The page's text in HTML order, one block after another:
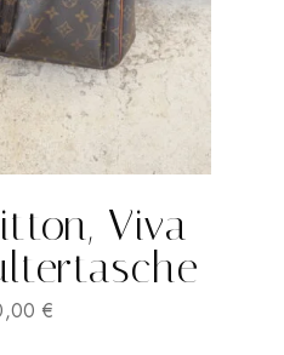
Viva
€